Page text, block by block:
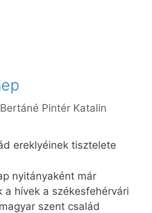
Bertáné Pintér Katalin
ereklyéinek tisztelete
nyitányaként már
hívek a székesfehérvári
szent család